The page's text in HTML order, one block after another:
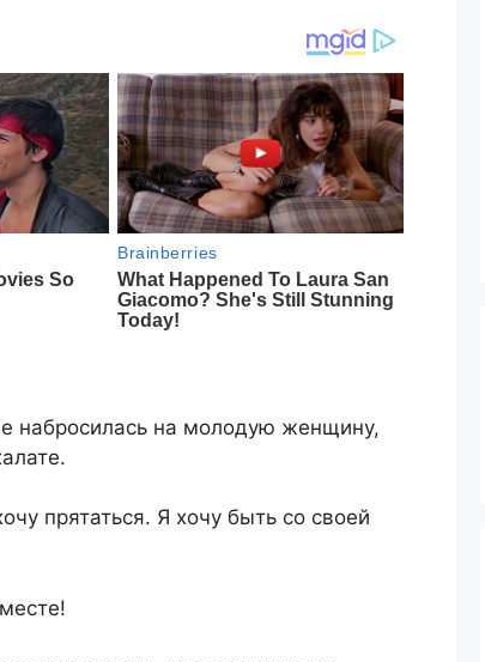
набросилась на молодую женщину,
прятаться. Я хочу быть со своей